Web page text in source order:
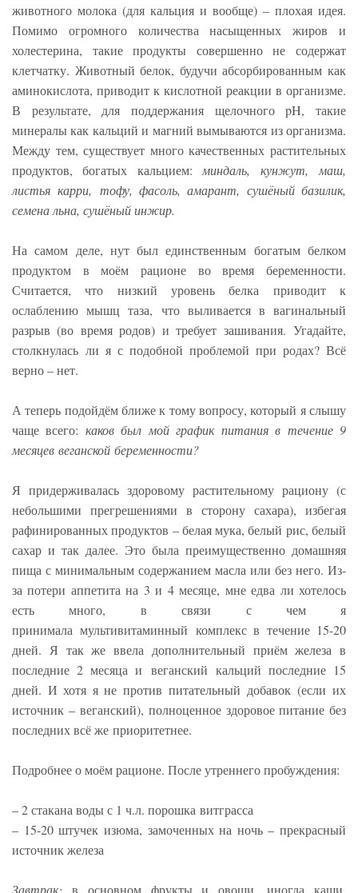
животного молока (для кальция и вообще) – плохая идея.
Помимо огромного количества насыщенных жиров и
холестерина, такие продукты совершенно не содержат
клетчатку. Животный белок, будучи абсорбированным как
аминокислота, приводит к кислотной реакции в организме.
В результате, для поддержания щелочного pH, такие
минералы как кальций и магний вымываются из организма.
Между тем, существует много качественных растительных
продуктов, богатых кальцием: миндаль, кунжут, маш,
листья карри, тофу, фасоль, амарант, сушёный базилик,
семена льна, сушёный инжир.
На самом деле, нут был единственным богатым белком
продуктом в моём рационе во время беременности.
Считается, что низкий уровень белка приводит к
ослаблению мышц таза, что выливается в вагинальный
разрыв (во время родов) и требует зашивания. Угадайте,
столкнулась ли я с подобной проблемой при родах? Всё
верно – нет.
А теперь подойдём ближе к тому вопросу, который я слышу
чаще всего: каков был мой график питания в течение 9
месяцев веганской беременности?
Я придерживалась здоровому растительному рациону (с
небольшими прегрешениями в сторону сахара), избегая
рафинированных продуктов – белая мука, белый рис, белый
сахар и так далее. Это была преимущественно домашняя
пища с минимальным содержанием масла или без него. Из-
за потери аппетита на 3 и 4 месяце, мне едва ли хотелось
есть много, в связи с чем я
принимала мультивитаминный комплекс в течение 15-20
дней. Я так же ввела дополнительный приём железа в
последние 2 месяца и веганский кальций последние 15
дней. И хотя я не против питательный добавок (если их
источник – веганский), полноценное здоровое питание без
последних всё же приоритетнее.
Подробнее о моём рационе. После утреннего пробуждения:
– 2 стакана воды с 1 ч.л. порошка витграсса
– 15-20 штучек изюма, замоченных на ночь – прекрасный
источник железа
Завтрак: в основном фрукты и овощи, иногда каши.